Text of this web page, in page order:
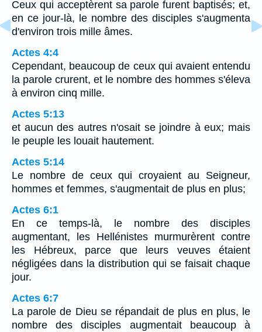
Ceux qui acceptèrent sa parole furent baptisés; et,
en ce jour-là, le nombre des disciples s'augmenta
d'environ trois mille âmes.
Actes 4:4
Cependant, beaucoup de ceux qui avaient entendu
la parole crurent, et le nombre des hommes s'éleva
à environ cinq mille.
Actes 5:13
et aucun des autres n'osait se joindre à eux; mais
le peuple les louait hautement.
Actes 5:14
Le nombre de ceux qui croyaient au Seigneur,
hommes et femmes, s'augmentait de plus en plus;
Actes 6:1
En ce temps-là, le nombre des disciples
augmentant, les Hellénistes murmurèrent contre
les Hébreux, parce que leurs veuves étaient
négligées dans la distribution qui se faisait chaque
jour.
Actes 6:7
La parole de Dieu se répandait de plus en plus, le
nombre des disciples augmentait beaucoup à